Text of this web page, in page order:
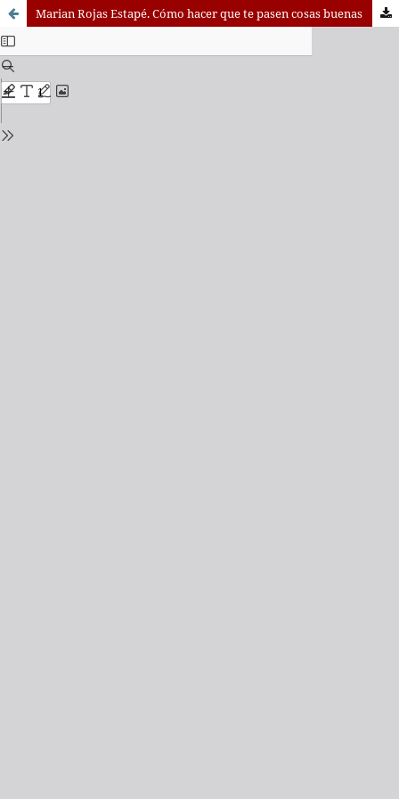
Marian Rojas Estapé. Cómo hacer que te pasen cosas buenas